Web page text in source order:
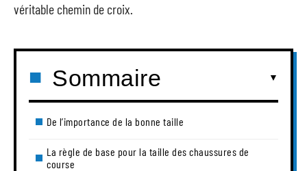
véritable chemin de croix.
Sommaire
De l’importance de la bonne taille
La règle de base pour la taille des chaussures de
course